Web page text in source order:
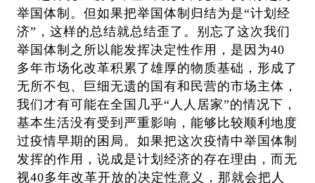
举国体制。但如果把举国体制归结为是“计划经
济”，这样的总结就总结歪了。别忘了这次我们
举国体制之所以能发挥决定性作用，是因为40
多年市场化改革积累了雄厚的物质基础，形成了
无所不包、巨细无遗的国有和民营的市场主体，
我们才有可能在全国几乎“人人居家”的情况下，
基本生活没有受到严重影响，能够比较顺利地度
过疫情早期的困局。如果把这次疫情中举国体制
发挥的作用，说成是计划经济的存在理由，而无
视40多年改革开放的决定性意义，那就会把人